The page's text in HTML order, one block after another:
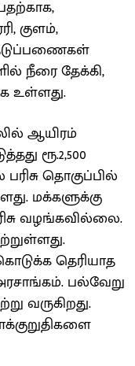
குளம்,
நீரை தேக்கி,
உள்ளது.
ஆயிரம்
ரூ.2,500
தொகுப்பில்
மக்களுக்கு
வழங்கவில்லை.
தெரியாத
பல்வேறு
வருகிறது.